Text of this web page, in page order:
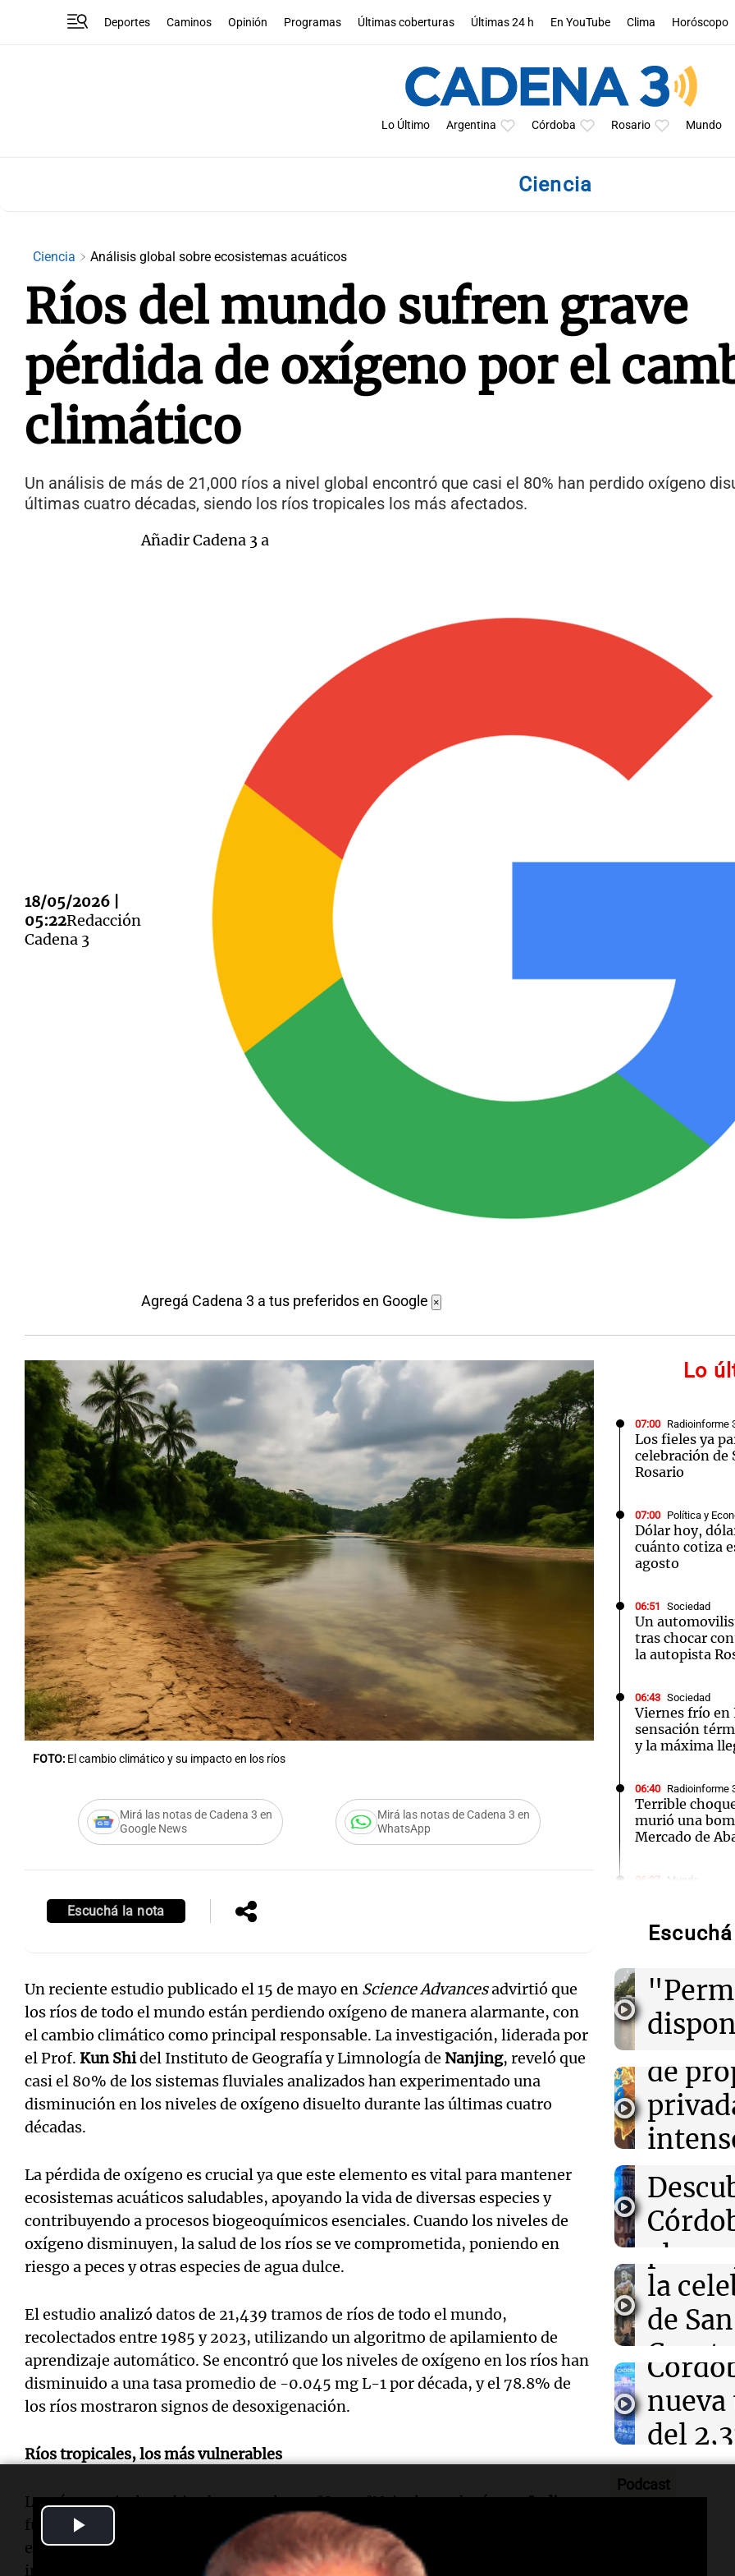
Deportes Caminos Opinión Programas Últimas coberturas Últimas 24 h En YouTube Clima Horóscopo
Lo Último Argentina Córdoba Rosario Mundo
Ciencia
Ciencia Análisis global sobre ecosistemas acuáticos
Ríos del mundo sufren grave
pérdida de oxígeno por el
climático
Un análisis de más de 21,000 ríos a nivel global encontró que casi el 80% han perdido oxígeno
últimas cuatro décadas, siendo los ríos tropicales los más afectados.
18/05/2026 |
05:22Redacción
Cadena 3
Añadir Cadena 3 a
Agregá Cadena 3 a tus preferidos en Google ×
FOTO: El cambio climático y su impacto en los ríos
Mirá las notas de Cadena 3 en
Google News
Mirá las notas de Cadena 3 en
WhatsApp
Escuchá la nota
Un reciente estudio publicado el 15 de mayo en Science Advancesadvirtió que
los ríos de todo el mundo están perdiendo oxígeno de manera alarmante, con
el cambio climático como principal responsable. La investigación, liderada por
el Prof. Kun Shidel Instituto de Geografía y Limnología de Nanjing, reveló que
casi el 80% de los sistemas fluviales analizados han experimentado una
disminución en los niveles de oxígeno disuelto durante las últimas cuatro
décadas.
La pérdida de oxígeno es crucial ya que este elemento es vital para mantener
ecosistemas acuáticos saludables, apoyando la vida de diversas especies y
contribuyendo a procesos biogeoquímicos esenciales. Cuando los niveles de
oxígeno disminuyen, la salud de los ríos se ve comprometida, poniendo en
riesgo a peces y otras especies de agua dulce.
El estudio analizó datos de 21,439 tramos de ríos de todo el mundo,
recolectados entre 1985 y 2023, utilizando un algoritmo de apilamiento de
aprendizaje automático. Se encontró que los niveles de oxígeno en los ríos han
disminuido a una tasa promedio de -0.045 mg L-1 por década, y el 78.8% de
los ríos mostraron signos de desoxigenación.
Ríos tropicales, los más vulnerables
Los ríos tropicales, ubicados entre los 20°S y 20°N, incluyendo ríos enIndia,
fueron los más afectados, lo que sorprendió a los investigadores, ya que se
esperaba que los ríos en latitudes más altas, donde el calentamiento es más
intenso, enfrentaran mayores riesgos de desoxigenación.
Lo
07:00 Radioinforme
Los fieles ya
celebración de
Rosario
07:00 Política y
Dólar hoy,
cuánto cotiza
agosto
06:51 Sociedad
Un
tras chocar
la autopista
06:43 Sociedad
Viernes frío en
sensación
y la máxima
06:40 Radioinforme
Terrible
murió una
Mercado de
06:27 Mundo
Urales tras
Senado: el
de propiedad
que quitar
Hadrian, la
recauda $1.37
alcanza una
millones
Como el
saga de
1924
lo que
Noticias
Audio.
de
Noticias
Episodios
Audio.
el
la
Noticias
Episodios
Audio.
fieles
la
de San
Noticias
Episodios
Audio.
peajes
del
desde
julio
Audio.
Civil
1.500
Audio.
Podcast
Notas
Mundial 2026 La Sole en Cadena 3 Cadena 3